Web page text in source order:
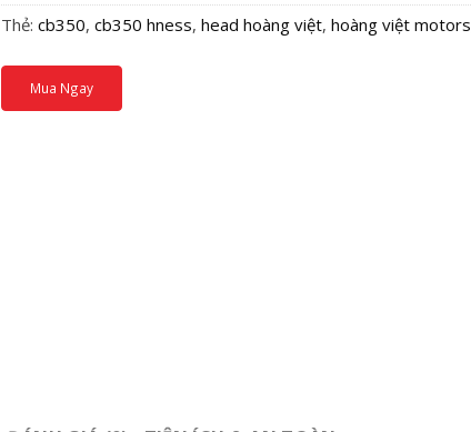
Thẻ: cb350, cb350 hness, head hoàng việt, hoàng việt motors
Mua Ngay